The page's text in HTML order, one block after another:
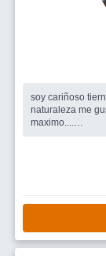
soy cariñoso
naturaleza me
maximo....
familia y quiera